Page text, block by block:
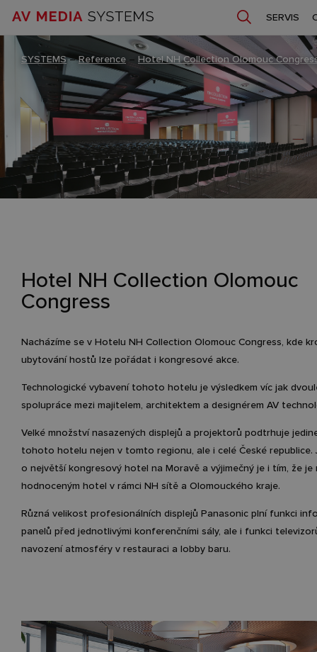
SERVIS
SYSTEMS–Reference – Hotel NH Collection Olomouc
Hotel NH Collection Olomouc
Congress
Nacházíme se v Hotelu NH Collection Olomouc Congress, kde
ubytování hostů lze pořádat i kongresové akce.
Technologické vybavení tohoto hotelu je výsledkem víc jak
spolupráce mezi majitelem, architektem a designérem AV
Velké množství nasazených displejů a projektorů podtrhuje
tohoto hotelu nejen v tomto regionu, ale i celé České republice.
o největší kongresový hotel na Moravě a výjimečný je i tím, že je
hodnoceným hotel v rámci NH sítě a Olomouckého kraje.
Různá velikost profesionálních displejů Panasonic plní funkci
panelů před jednotlivými konferenčními sály, ale i funkci
navození atmosféry v restauraci a lobby baru.